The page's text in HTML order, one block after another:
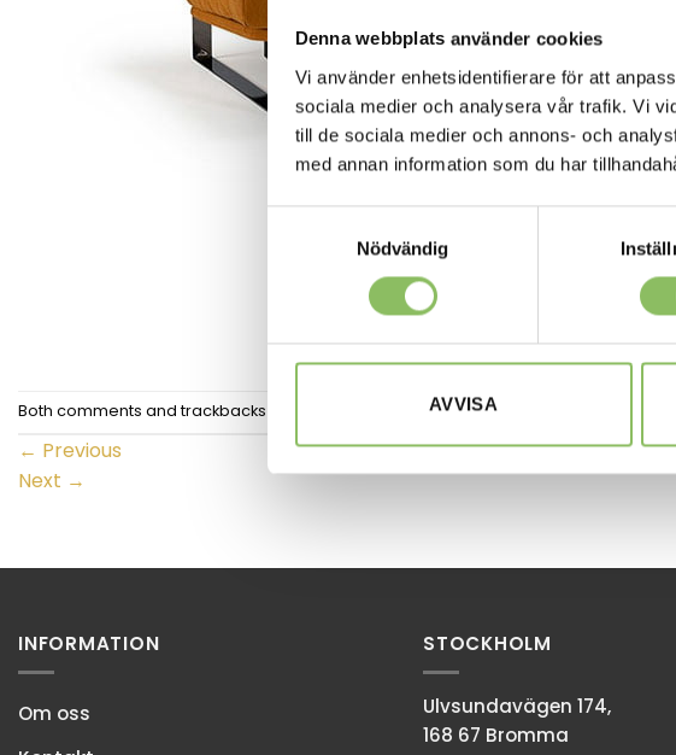
Denna webbplats använder cookies
Vi använder enhetsidentifierare för att
sociala medier och analysera vår trafik. Vi
till de sociala medier och annons- och
med annan information som du har
Nödvändig
AVVISA
Both comments and trackbacks are currently closed.
← Previous
Next →
INFORMATION
Om oss
STOCKHOLM
Ulvsundavägen 174,
168 67 Bromma